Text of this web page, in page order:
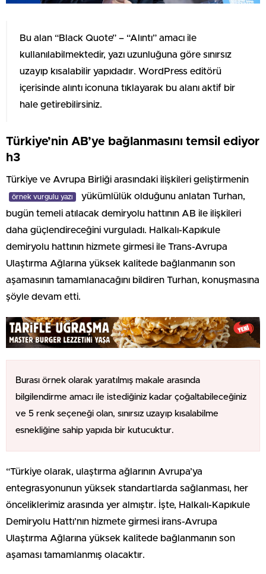
Bu alan “Black Quote” – “Alıntı” amacı ile
kullanılabilmektedir, yazı uzunluğuna göre sınırsız
uzayıp kısalabilir yapıdadır. WordPress editörü
içerisinde alıntı iconuna tıklayarak bu alanı aktif bir
hale getirebilirsiniz.
Türkiye’nin AB’ye bağlanmasını temsil ediyor
h3
Türkiye ve Avrupa Birliği arasındaki ilişkileri geliştirmenin
örnek vurgulu yazı
yükümlülük olduğunu anlatan Turhan,
bugün temeli atılacak demiryolu hattının AB ile ilişkileri
daha güçlendireceğini vurguladı. Halkalı-Kapıkule
demiryolu hattının hizmete girmesi ile Trans-Avrupa
Ulaştırma Ağlarına yüksek kalitede bağlanmanın son
aşamasının tamamlanacağını bildiren Turhan, konuşmasına
şöyle devam etti.
Burası örnek olarak yaratılmış makale arasında
bilgilendirme amacı ile istediğiniz kadar çoğaltabileceğiniz
ve 5 renk seçeneği olan, sınırsız uzayıp kısalabilme
esnekliğine sahip yapıda bir kutucuktur.
“Türkiye olarak, ulaştırma ağlarının Avrupa’ya
entegrasyonunun yüksek standartlarda sağlanması, her
önceliklerimiz arasında yer almıştır. İşte, Halkalı-Kapıkule
Demiryolu Hattı’nın hizmete girmesi irans-Avrupa
Ulaştırma Ağlarına yüksek kalitede bağlanmanın son
aşaması tamamlanmış olacaktır.